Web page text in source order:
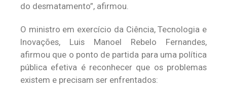
do desmatamento”, afirmou.
O ministro em exercício da Ciência, Tecnologia e
Inovações, Luis Manoel Rebelo Fernandes,
afirmou que o ponto de partida para uma política
pública efetiva é reconhecer que os problemas
existem e precisam ser enfrentados: